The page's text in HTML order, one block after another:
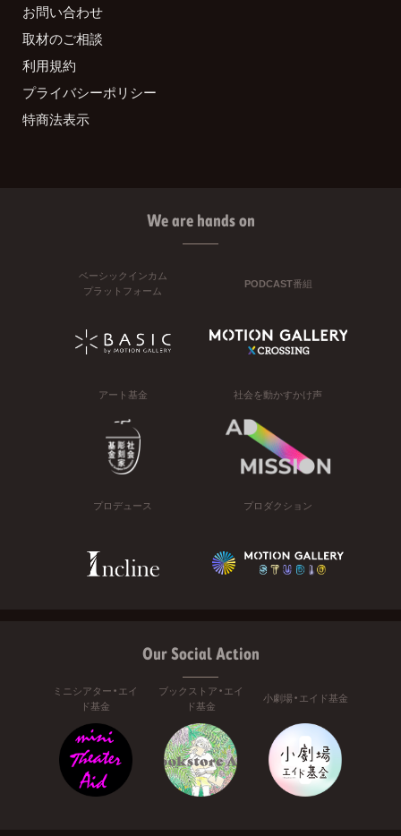
お問い合わせ
取材のご相談
利用規約
プライバシーポリシー
特商法表示
We are hands on
ベーシックインカム
プラットフォーム
PODCAST番組
アート基金 社会を動かすかけ声
プロデュース プロダクション
Our Social Action
ミニシアター・エイ
ド基金
ブックストア・エイ
ド基金
小劇場・エイド基金